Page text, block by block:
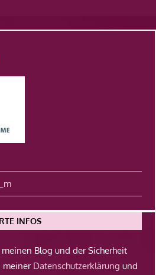
INFOS
Blog und der Sicherheit
meiner Datenschutzerklärung und